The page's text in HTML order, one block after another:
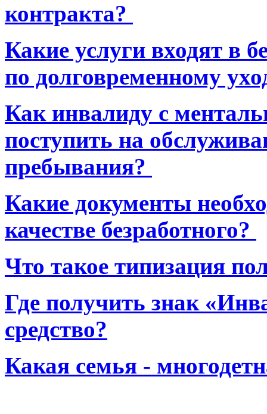
контракта?
Какие услуги входят в
по долговременному
Как инвалиду с
поступить на
пребывания?
Какие документы
качестве безработного?
Что такое типизация
Где получить знак
средство?
Какая семья -